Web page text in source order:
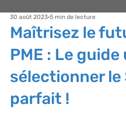
Maîtrisez le
PME : Le
sélectionner le
parfait !
30 août 2023 5 min de lecture